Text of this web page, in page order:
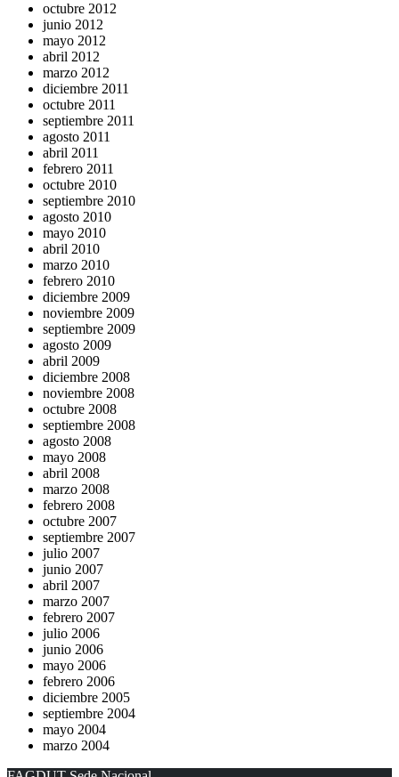
octubre 2012
junio 2012
mayo 2012
abril 2012
marzo 2012
diciembre 2011
octubre 2011
septiembre 2011
agosto 2011
abril 2011
febrero 2011
octubre 2010
septiembre 2010
agosto 2010
mayo 2010
abril 2010
marzo 2010
febrero 2010
diciembre 2009
noviembre 2009
septiembre 2009
agosto 2009
abril 2009
diciembre 2008
noviembre 2008
octubre 2008
septiembre 2008
agosto 2008
mayo 2008
abril 2008
marzo 2008
febrero 2008
octubre 2007
septiembre 2007
julio 2007
junio 2007
abril 2007
marzo 2007
febrero 2007
julio 2006
junio 2006
mayo 2006
febrero 2006
diciembre 2005
septiembre 2004
mayo 2004
marzo 2004